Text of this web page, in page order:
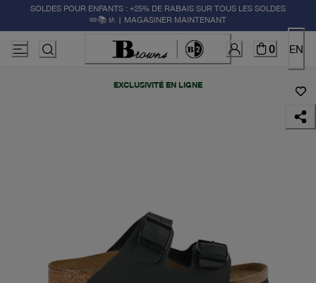
SOLDES POUR ENFANTS : +25% DE RABAIS SUR TOUS LES SOLDES
✏️📚🚸 | MAGASINER MAINTENANT
0 EN
EXCLUSIVITÉ EN LIGNE